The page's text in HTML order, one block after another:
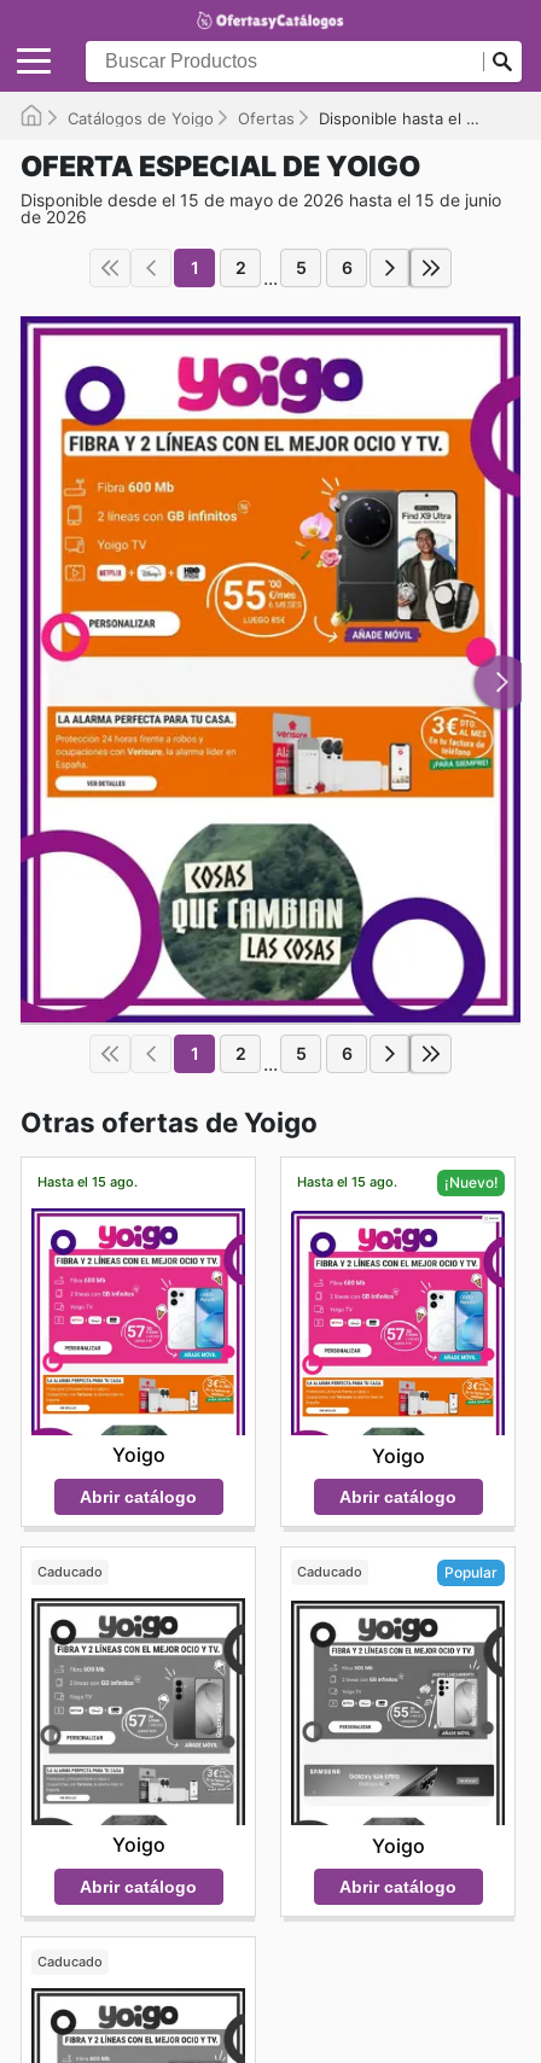
Catálogos de Yoigo Ofertas Disponible hasta el 15/06/2026
OFERTA ESPECIAL DE YOIGO
Disponible desde el 15 de mayo de 2026 hasta el 15 de junio
de 2026
1 2 ... 5 6
1 2 ... 5 6
Otras ofertas de Yoigo
Hasta el 15 ago.
Yoigo
Abrir catálogo
Hasta el 15 ago. ¡Nuevo!
Yoigo
Abrir catálogo
Caducado
Yoigo
Abrir catálogo
Caducado Popular
Yoigo
Abrir catálogo
Caducado